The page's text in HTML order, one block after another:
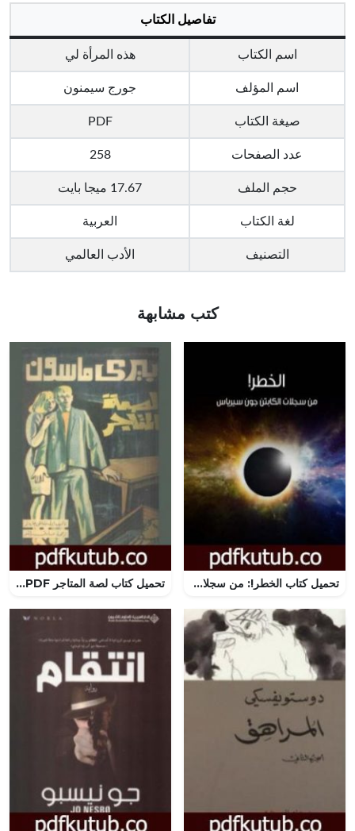
تفاصيل الكتاب
اسم الكتاب هذه المرأة لي
اسم المؤلف جورج سيمنون
صيغة الكتاب PDF
عدد الصفحات 258
حجم الملف 17.67 ميجا بايت
لغة الكتاب العربية
التصنيف الأدب العالمي
كتب مشابهة
تحميل كتاب الخطر!: من سجلات الكابتن جون سيرياس PDF تأليف آرثر كونان دويل مجانا [كامل] تحميل كتاب لصة المتاجر PDF تأليف إيرل ستانلي جاردنر مجانا [كامل]